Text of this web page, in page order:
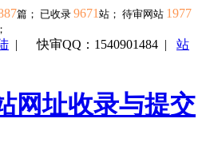
篇； 已收录 9671 站； 待审网站 1977
|快审QQ：1540901484 | 站
网址收录与提交